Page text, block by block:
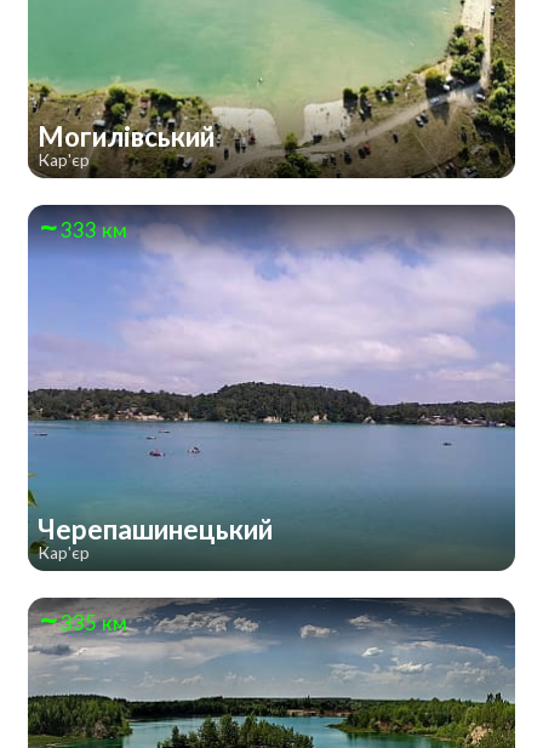
Могилівський
Кар'єр
333 км
Черепашинецький
Кар'єр
335 км